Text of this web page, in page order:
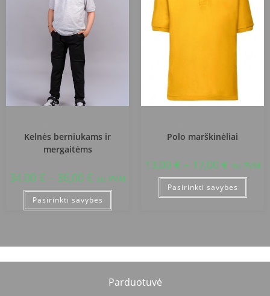
Kelnės berniukams ir
mergaitėms
34,00 € – 36,00 € su PVM
Pasirinkti savybes
Polo marškinėliai
13,00 € – 17,00 € su PVM
Pasirinkti savybes
Parduotuvė